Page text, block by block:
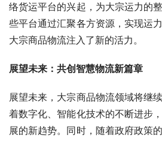
络货运平台的兴起，为大宗运力的
些平台通过汇聚各方资源，实现运
大宗商品物流注入了新的活力。
展望未来：共创智慧物流新篇章
展望未来，大宗商品物流领域将继
着数字化、智能化技术的不断进步
展的新趋势。同时，随着政府政策